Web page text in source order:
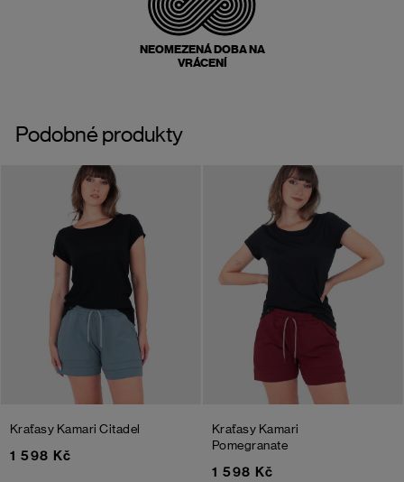
NEOMEZENÁ DOBA NA
VRÁCENÍ
Podobné produkty
Kraťasy KamariCitadel
1 598 Kč
Kraťasy Kamari
Pomegranate
1 598 Kč